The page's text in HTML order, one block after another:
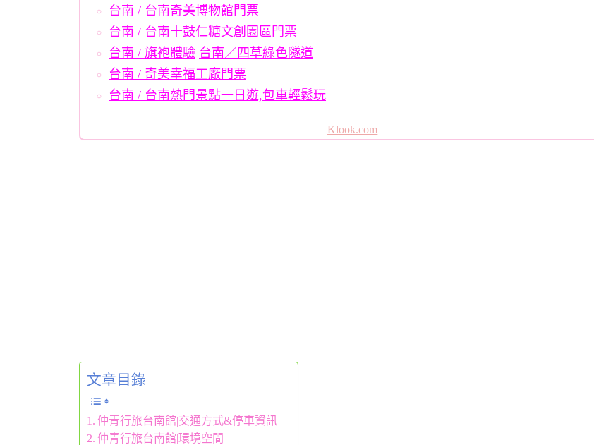
台南 / 台南奇美博物館門票
台南 / 台南十鼓仁糖文創園區門票
台南 / 旗袍體驗 台南／四草綠色隧道
台南 / 奇美幸福工廠門票
台南 / 台南熱門景點一日遊,包車輕鬆玩
Klook.com
文章目錄
仲青行旅台南館|交通方式&停車資訊
仲青行旅台南館|環境空間